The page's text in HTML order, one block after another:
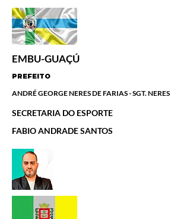
EMBU-GUAÇÚ
PREFEITO
ANDRÉ GEORGE NERES DE FARIAS - SGT. NERES
SECRETARIA DO ESPORTE
FABIO ANDRADE SANTOS